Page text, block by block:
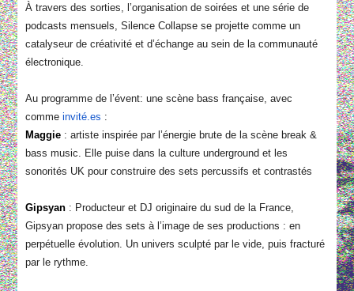
À travers des sorties, l’organisation de soirées et une série de
podcasts mensuels, Silence Collapse se projette comme un
catalyseur de créativité et d’échange au sein de la communauté
électronique.
Au programme de l’évent: une scène bass française, avec
comme invité.es :
Maggie : artiste inspirée par l’énergie brute de la scène break &
bass music. Elle puise dans la culture underground et les
sonorités UK pour construire des sets percussifs et contrastés
Gipsyan: Producteur et DJ originaire du sud de la France,
Gipsyan propose des sets à l’image de ses productions : en
perpétuelle évolution. Un univers sculpté par le vide, puis fracturé
par le rythme.